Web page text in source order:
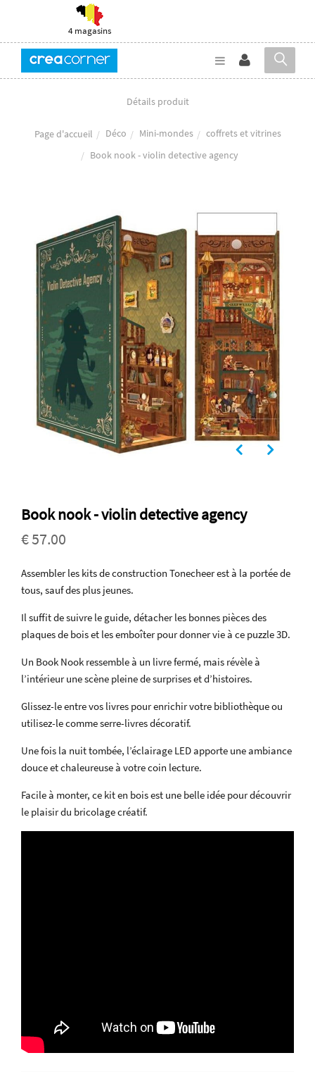
4 magasins
Détails produit
Page d'accueil Déco Mini-mondes
coffrets et vitrines
Book nook - violin detective agency
Book nook - violin detective agency
€ 57.00
Assembler les kits de construction Tonecheer est à la portée de
tous, sauf des plus jeunes.
Il suffit de suivre le guide, détacher les bonnes pièces des
plaques de bois et les emboîter pour donner vie à ce puzzle 3D.
Un Book Nook ressemble à un livre fermé, mais révèle à
l’intérieur une scène pleine de surprises et d’histoires.
Glissez-le entre vos livres pour enrichir votre bibliothèque ou
utilisez-le comme serre-livres décoratif.
Une fois la nuit tombée, l’éclairage LED apporte une ambiance
douce et chaleureuse à votre coin lecture.
Facile à monter, ce kit en bois est une belle idée pour découvrir
le plaisir du bricolage créatif.